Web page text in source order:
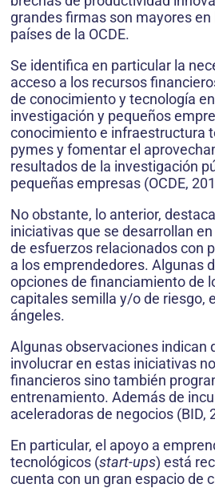
grandes firmas son mayores en
países de la OCDE.
Se identifica en particular la
acceso a los recursos
de conocimiento y tecnología
investigación y pequeños
conocimiento e infraestructura
pymes y fomentar el
resultados de la investigación
pequeñas empresas (OCDE,
No obstante, lo anterior,
iniciativas que se desarrollan
de esfuerzos relacionados con
a los emprendedores. Algunas
opciones de financiamiento de
capitales semilla y/o de riesgo,
ángeles.
Algunas observaciones indican
involucrar en estas iniciativas
financieros sino también
entrenamiento. Además de
aceleradoras de negocios (BID,
En particular, el apoyo a
tecnológicos (start-ups) está
cuenta con un gran espacio de